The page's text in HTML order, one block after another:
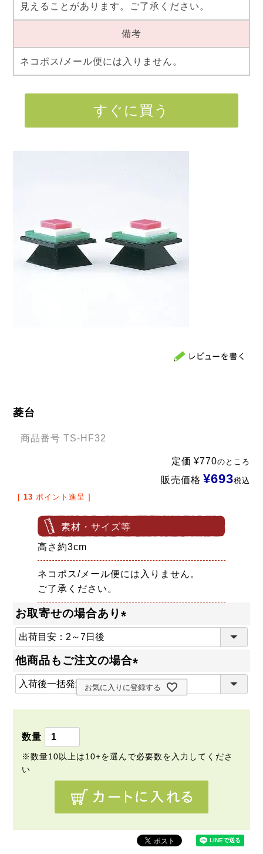
見えることがあります。ご了承ください。
備考
ネコポス/メール便には入りません。
すぐに買う
菱台
商品番号 TS-HF32
定価 ¥770のところ
販売価格 ¥693税込
[ 13 ポイント進呈 ]
素材・サイズ等
高さ約3cm
ネコポス/メール便には入りません。
ご了承ください。
お取寄せの場合あり
必
)
他商品もご注文の場合
(
お気に入りに登録する